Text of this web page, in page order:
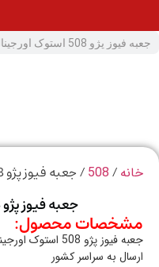
/
508/ جعبه فیوز پژو 508 استوک اورجینال
جعبه فیوز پژو 508 استوک اورجینال
محصول:
پژو 508 استوک اورجینال
به سراسر کشور